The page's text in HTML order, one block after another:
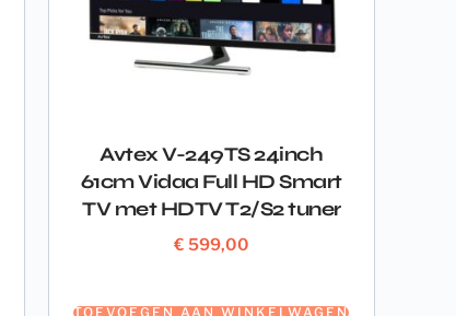
Avtex V-249TS 24inch
61cm Vidaa Full HD Smart
TV met HDTV T2/S2 tuner
€ 599,00
TOEVOEGEN AAN WINKELWAGEN